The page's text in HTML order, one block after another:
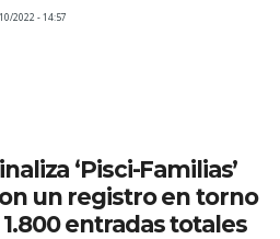
2022 - 14:57
‘Pisci-Familias’
un registro en torno
1.800 entradas totales